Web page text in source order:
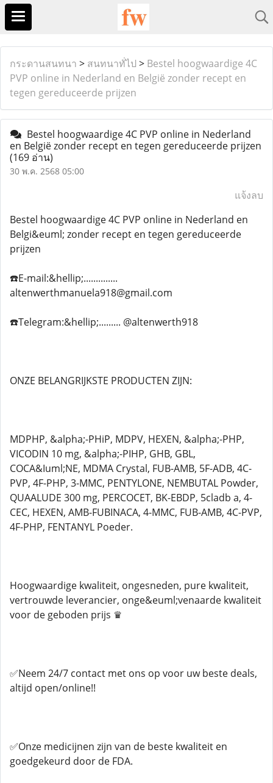
กระดานสนทนา > สนทนาทั่ไป > Bestel hoogwaardige 4C
PVP online in Nederland en België zonder recept en
tegen gereduceerde prijzen
Bestel hoogwaardige 4C PVP online in Nederland
en België zonder recept en tegen gereduceerde prijzen
(169 อ่าน)
30 พ.ค. 2568 05:00
แจ้งลบ
Bestel hoogwaardige 4C PVP online in Nederland en
Belgi&euml; zonder recept en tegen gereduceerde
prijzen
☎️E-mail:&hellip;..............
altenwerthmanuela918@gmail.com
☎️Telegram:&hellip;......... @altenwerth918
ONZE BELANGRIJKSTE PRODUCTEN ZIJN:
MDPHP, &alpha;-PHiP, MDPV, HEXEN, &alpha;-PHP,
VICODIN 10 mg, &alpha;-PIHP, GHB, GBL,
COCA&Iuml;NE, MDMA Crystal, FUB-AMB, 5F-ADB, 4C-
PVP, 4F-PHP, 3-MMC, PENTYLONE, NEMBUTAL Powder,
QUAALUDE 300 mg, PERCOCET, BK-EBDP, 5cladb a, 4-
CEC, HEXEN, AMB-FUBINACA, 4-MMC, FUB-AMB, 4C-PVP,
4F-PHP, FENTANYL Poeder.
Hoogwaardige kwaliteit, ongesneden, pure kwaliteit,
vertrouwde leverancier, onge&euml;venaarde kwaliteit
voor de geboden prijs ♛
✅Neem 24/7 contact met ons op voor uw beste deals,
altijd open/online!!
✅Onze medicijnen zijn van de beste kwaliteit en
goedgekeurd door de FDA.